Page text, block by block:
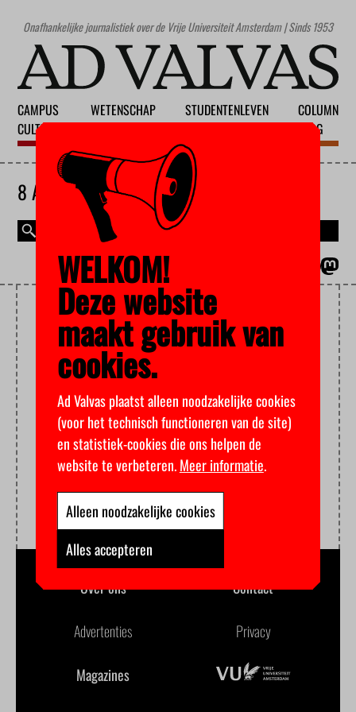
Onafhankelijke journalistiek over de Vrije Universiteit Amsterdam | Sinds 1953
CAMPUS
CULTUUR
WETENSCHAP
STUDENTENLEVEN
COLUMN
BLOG
8 AUGUSTUS 2026
DOORSTROMEN
Over ons Contact
Advertenties Privacy
Magazines
WELKOM!
Deze website
maakt gebruik van
cookies.
Ad Valvas plaatst alleen noodzakelijke cookies
(voor het technisch functioneren van de site)
en statistiek-cookies die ons helpen de
website te verbeteren.Meer informatie.
Alleen noodzakelijke cookies
Alles accepteren